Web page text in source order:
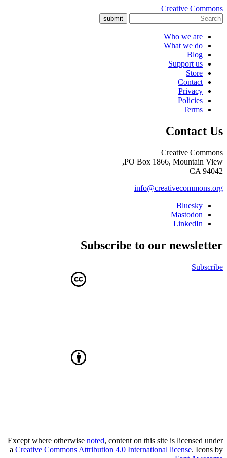
Creative Commons
submit
Who we are
What we do
Blog
Support us
Store
Contact
Privacy
Policies
Terms
Contact Us
Creative Commons
PO Box 1866, Mountain View,
CA 94042
info@creativecommons.org
Bluesky
Mastodon
LinkedIn
Subscribe to our newsletter
Subscribe
Except where otherwise noted, content on this site is licensed under
a Creative Commons Attribution 4.0 International license. Icons by